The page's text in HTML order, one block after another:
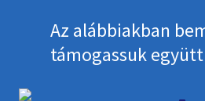
Az alábbiakban
támogassuk